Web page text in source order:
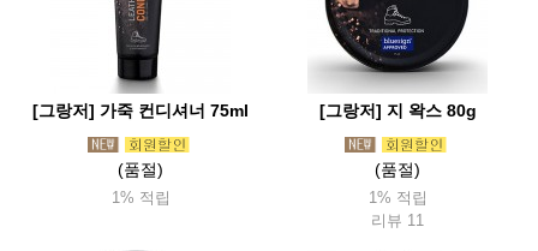
[그랑저] 가죽 컨디셔너 75ml
(품절)
1% 적립
[그랑저] 지 왁스 80g
(품절)
1% 적립
리뷰 11